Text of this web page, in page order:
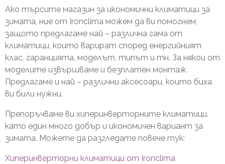
Ако търсите магазин за икономични климатици за
зимата, ние от Ironclima можем да ви помогнем,
защото предлагаме най – различна гама от
климатици, които варират според енергийният
клас, гаранцията, моделът, типът и тн. За някои от
моделите извършваме и безплатен монтаж.
Предлагаме и най – различни аксесоари, които биха
ви били нужни.
Препоръчваме ви хиперинверторните климатици,
като един много добър и икономичен вариант за
зимата. Можете да разгледате повече тук:
Хиперинверторни климатици от Ironclima